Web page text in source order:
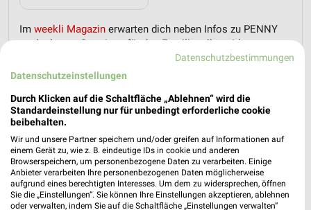
Im weekli Magazin erwarten dich neben Infos zu PENNY
auch clevere Spartipps für den Familienalltag, Ideen zur
Haushaltsplanung und einfache Wege, dein Budget
nachhaltig zu entlasten.
weekli - Prospekte & Angebote App
Alle PENNY Angebote immer griffbereit – mit der kostenlosen
Datenschutzbestimmungen
Datenschutzeinstellungen
Durch Klicken auf die Schaltfläche „Ablehnen“ wird die
Standardeinstellung nur für unbedingt erforderliche cookie
beibehalten.
Wir und unsere Partner speichern und/oder greifen auf Informationen auf
einem Gerät zu, wie z. B. eindeutige IDs in cookie und anderen
Browserspeichern, um personenbezogene Daten zu verarbeiten. Einige
Anbieter verarbeiten Ihre personenbezogenen Daten möglicherweise
aufgrund eines berechtigten Interesses. Um dem zu widersprechen, öffnen
Sie die „Einstellungen“. Sie können Ihre Einstellungen akzeptieren, ablehnen
oder verwalten, indem Sie auf die Schaltfläche „Einstellungen verwalten“